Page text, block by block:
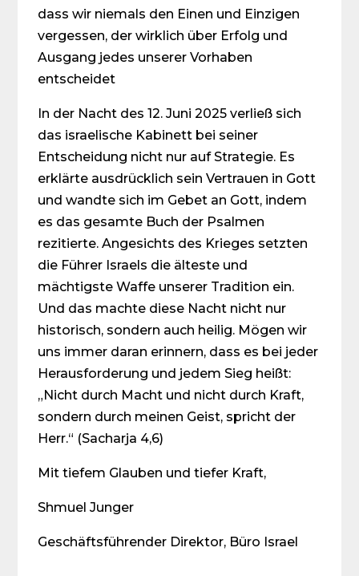
dass wir niemals den Einen und Einzigen
vergessen, der wirklich über Erfolg und
Ausgang jedes unserer Vorhaben
entscheidet
In der Nacht des 12. Juni 2025 verließ sich
das israelische Kabinett bei seiner
Entscheidung nicht nur auf Strategie. Es
erklärte ausdrücklich sein Vertrauen in Gott
und wandte sich im Gebet an Gott, indem
es das gesamte Buch der Psalmen
rezitierte. Angesichts des Krieges setzten
die Führer Israels die älteste und
mächtigste Waffe unserer Tradition ein.
Und das machte diese Nacht nicht nur
historisch, sondern auch heilig. Mögen wir
uns immer daran erinnern, dass es bei jeder
Herausforderung und jedem Sieg heißt:
„Nicht durch Macht und nicht durch Kraft,
sondern durch meinen Geist, spricht der
Herr.“ (Sacharja 4,6)
Mit tiefem Glauben und tiefer Kraft,
Shmuel Junger
Geschäftsführender Direktor, Büro Israel